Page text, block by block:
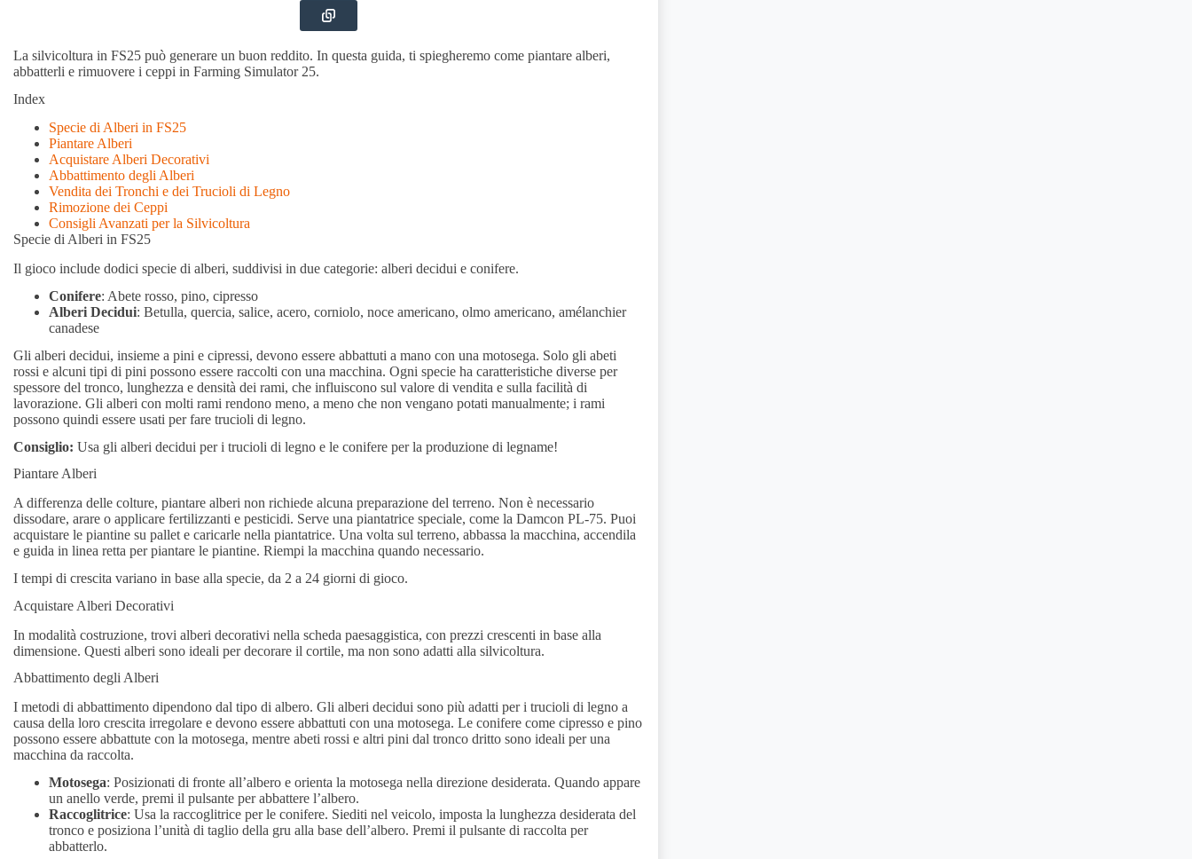
La silvicoltura in FS25 può generare un buon reddito. In questa guida, ti spiegheremo come piantare alberi,
abbatterli e rimuovere i ceppi in Farming Simulator 25.
Index
Specie di Alberi in FS25
Piantare Alberi
Acquistare Alberi Decorativi
Abbattimento degli Alberi
Vendita dei Tronchi e dei Trucioli di Legno
Rimozione dei Ceppi
Consigli Avanzati per la Silvicoltura
Specie di Alberi in FS25
Il gioco include dodici specie di alberi, suddivisi in due categorie: alberi decidui e conifere.
Conifere: Abete rosso, pino, cipresso
Alberi Decidui: Betulla, quercia, salice, acero, corniolo, noce americano, olmo americano, amélanchier
canadese
Gli alberi decidui, insieme a pini e cipressi, devono essere abbattuti a mano con una motosega. Solo gli abeti
rossi e alcuni tipi di pini possono essere raccolti con una macchina. Ogni specie ha caratteristiche diverse per
spessore del tronco, lunghezza e densità dei rami, che influiscono sul valore di vendita e sulla facilità di
lavorazione. Gli alberi con molti rami rendono meno, a meno che non vengano potati manualmente; i rami
possono quindi essere usati per fare trucioli di legno.
Consiglio: Usa gli alberi decidui per i trucioli di legno e le conifere per la produzione di legname!
Piantare Alberi
A differenza delle colture, piantare alberi non richiede alcuna preparazione del terreno. Non è necessario
dissodare, arare o applicare fertilizzanti e pesticidi. Serve una piantatrice speciale, come la Damcon PL-75. Puoi
acquistare le piantine su pallet e caricarle nella piantatrice. Una volta sul terreno, abbassa la macchina, accendila
e guida in linea retta per piantare le piantine. Riempi la macchina quando necessario.
I tempi di crescita variano in base alla specie, da 2 a 24 giorni di gioco.
Acquistare Alberi Decorativi
In modalità costruzione, trovi alberi decorativi nella scheda paesaggistica, con prezzi crescenti in base alla
dimensione. Questi alberi sono ideali per decorare il cortile, ma non sono adatti alla silvicoltura.
Abbattimento degli Alberi
I metodi di abbattimento dipendono dal tipo di albero. Gli alberi decidui sono più adatti per i trucioli di legno a
causa della loro crescita irregolare e devono essere abbattuti con una motosega. Le conifere come cipresso e pino
possono essere abbattute con la motosega, mentre abeti rossi e altri pini dal tronco dritto sono ideali per una
macchina da raccolta.
Motosega: Posizionati di fronte all’albero e orienta la motosega nella direzione desiderata. Quando appare
un anello verde, premi il pulsante per abbattere l’albero.
Raccoglitrice: Usa la raccoglitrice per le conifere. Siediti nel veicolo, imposta la lunghezza desiderata del
tronco e posiziona l’unità di taglio della gru alla base dell’albero. Premi il pulsante di raccolta per
abbatterlo.